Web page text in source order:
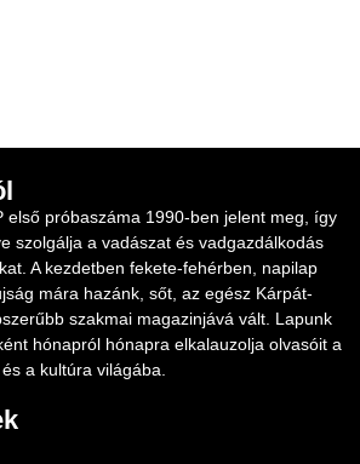
első próbaszáma 1990-ben jelent meg, így
szolgálja a vadászat és vadgazdálkodás
A kezdetben fekete-fehérben, napilap
mára hazánk, sőt, az egész Kárpát-
szakmai magazinjává vált. Lapunk
hónapról hónapra elkalauzolja olvasóit a
a kultúra világába.